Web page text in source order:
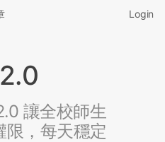
Login
讓全校師生
限，每天穩定